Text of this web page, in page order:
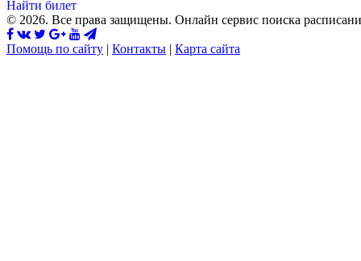
Найти билет
© 2026. Все права защищены. Онлайн сервис поиска
Помощь по сайту | Контакты | Карта сайта